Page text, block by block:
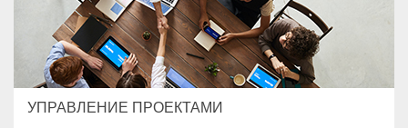
УПРАВЛЕНИЕ ПРОЕКТАМИ